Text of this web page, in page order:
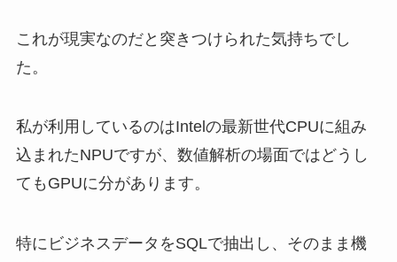
これが現実なのだと突きつけられた気持ちでし
た。
私が利用しているのはIntelの最新世代CPUに組み
込まれたNPUですが、数値解析の場面ではどうし
てもGPUに分があります。
特にビジネスデータをSQLで抽出し、そのまま機